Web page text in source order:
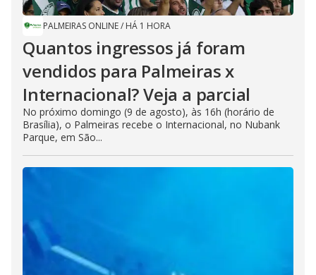
PALMEIRAS ONLINE/ HÁ 1 HORA
Quantos ingressos já foram
vendidos para Palmeiras x
Internacional? Veja a parcial
No próximo domingo (9 de agosto), às 16h (horário de
Brasília), o Palmeiras recebe o Internacional, no Nubank
Parque, em São...